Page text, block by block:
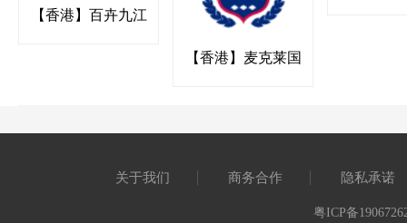
【香港】百卉九江
【香港】麦克莱国
关于我们 商务合作 隐私承诺
粤ICP备